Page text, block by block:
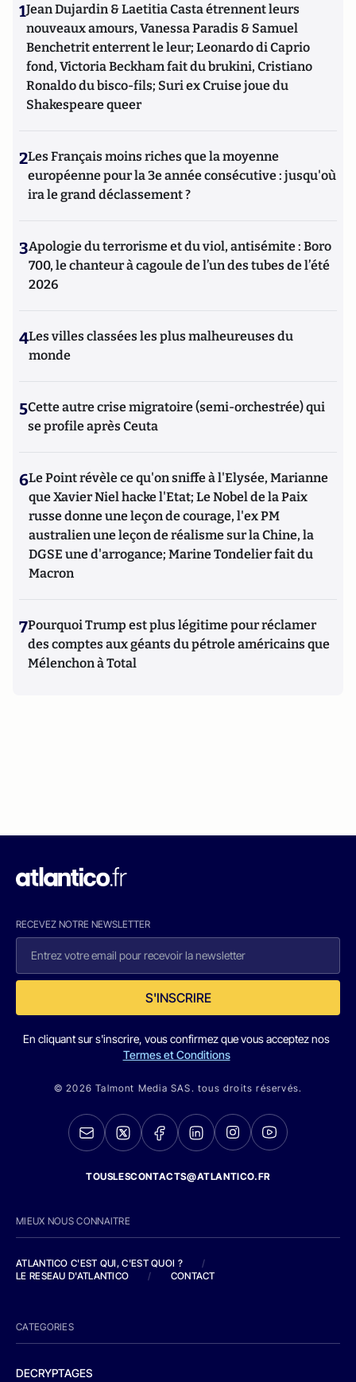
1Jean Dujardin & Laetitia Casta étrennent leurs
nouveaux amours, Vanessa Paradis & Samuel
Benchetrit enterrent le leur; Leonardo di Caprio
fond, Victoria Beckham fait du brukini, Cristiano
Ronaldo du bisco-fils; Suri ex Cruise joue du
Shakespeare queer
2Les Français moins riches que la moyenne
européenne pour la 3e année consécutive : jusqu'où
ira le grand déclassement ?
3Apologie du terrorisme et du viol, antisémite : Boro
700, le chanteur à cagoule de l’un des tubes de l’été
2026
4Les villes classées les plus malheureuses du
monde
5Cette autre crise migratoire (semi-orchestrée) qui
se profile après Ceuta
6Le Point révèle ce qu'on sniffe à l'Elysée, Marianne
que Xavier Niel hacke l'Etat; Le Nobel de la Paix
russe donne une leçon de courage, l'ex PM
australien une leçon de réalisme sur la Chine, la
DGSE une d'arrogance; Marine Tondelier fait du
Macron
7Pourquoi Trump est plus légitime pour réclamer
des comptes aux géants du pétrole américains que
Mélenchon à Total
RECEVEZ NOTRE NEWSLETTER
S'INSCRIRE
En cliquant sur s'inscrire, vous confirmez que vous acceptez nos
Termes et Conditions
© 2026 Talmont Media SAS. tous droits réservés.
TOUSLESCONTACTS@ATLANTICO.FR
MIEUX NOUS CONNAITRE
ATLANTICO C'EST QUI, C'EST QUOI ?
/
LE RESEAU D'ATLANTICO
/ CONTACT
CATEGORIES
DECRYPTAGES